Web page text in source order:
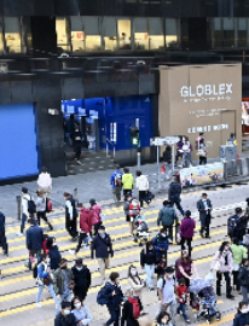
首筆LNG跨境通人民
唐樓樓梯間驚現群鼠亂
本港寫字樓下半年負續